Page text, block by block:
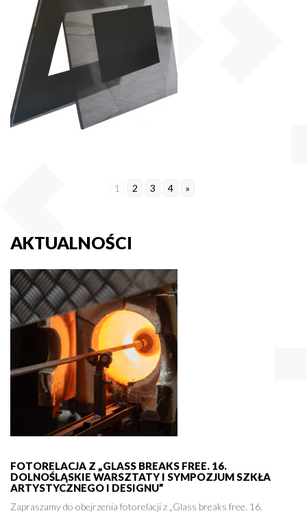
1 2 3 4 »
AKTUALNOŚCI
FOTORELACJA Z „GLASS BREAKS FREE. 16.
DOLNOŚLĄSKIE WARSZTATY I SYMPOZJUM SZKŁA
ARTYSTYCZNEGO I DESIGNU”
Zapraszamy do obejrzenia fotorelacji z „Glass breaks free. 16.